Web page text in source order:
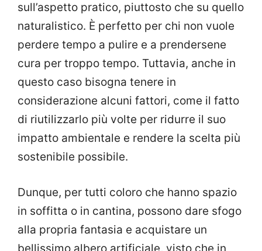
sull’aspetto pratico, piuttosto che su quello
naturalistico. È perfetto per chi non vuole
perdere tempo a pulire e a prendersene
cura per troppo tempo. Tuttavia, anche in
questo caso bisogna tenere in
considerazione alcuni fattori, come il fatto
di riutilizzarlo più volte per ridurre il suo
impatto ambientale e rendere la scelta più
sostenibile possibile.
Dunque, per tutti coloro che hanno spazio
in soffitta o in cantina, possono dare sfogo
alla propria fantasia e acquistare un
bellissimo albero artificiale, visto che in